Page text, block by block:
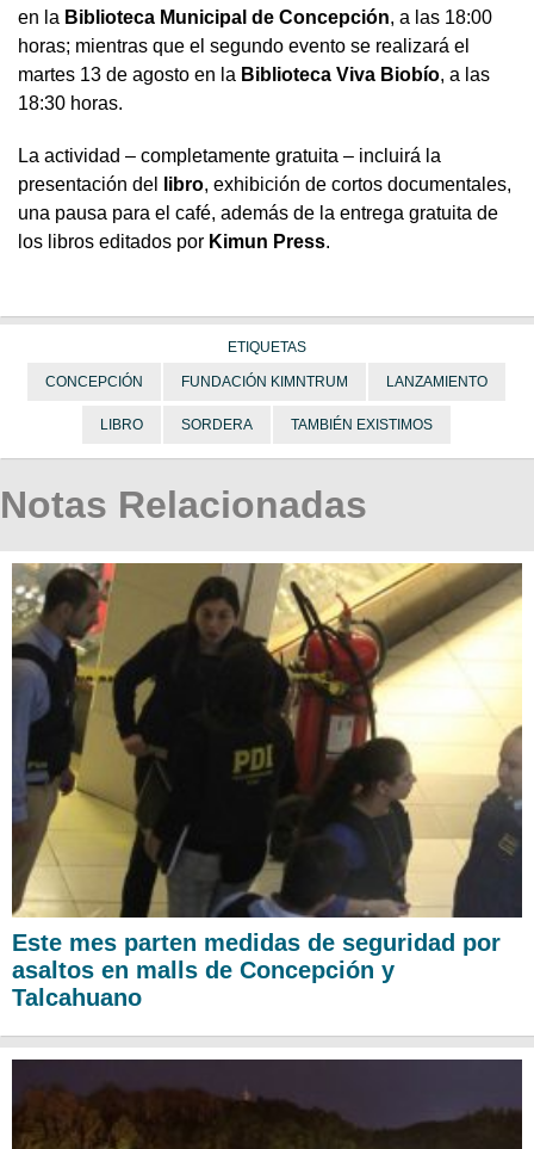
en la Biblioteca Municipal de Concepción, a las 18:00
horas; mientras que el segundo evento se realizará el
martes 13 de agosto en la Biblioteca Viva Biobío, a las
18:30 horas.
La actividad – completamente gratuita – incluirá la
presentación del
libro, exhibición de cortos documentales,
una pausa para el café, además de la entrega gratuita de
los libros editados por Kimun Press.
ETIQUETAS
CONCEPCIÓN FUNDACIÓN KIMNTRUM LANZAMIENTO
LIBRO SORDERA TAMBIÉN EXISTIMOS
Notas Relacionadas
Este mes parten medidas de seguridad por
asaltos en malls de Concepción y
Talcahuano